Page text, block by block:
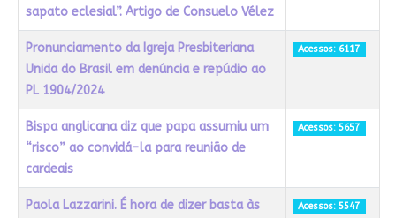
sapato eclesial”. Artigo de Consuelo Vélez
Pronunciamento da Igreja Presbiteriana
Unida do Brasil em denúncia e repúdio ao
PL 1904/2024
Acessos: 6117
Bispa anglicana diz que papa assumiu um
“risco” ao convidá-la para reunião de
cardeais
Acessos: 5657
Paola Lazzarini. É hora de dizer basta às
Acessos: 5547